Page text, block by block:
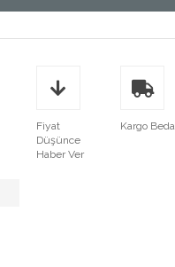
Fiyat
Düşünce
Haber Ver
Kargo